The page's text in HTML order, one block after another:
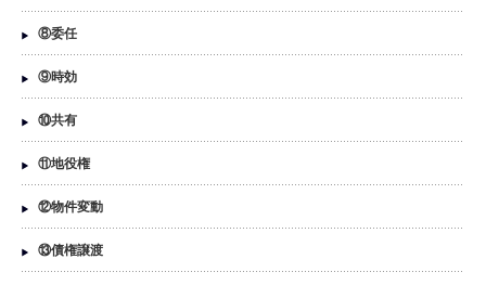
⑧委任
⑨時効
⑩共有
⑪地役権
⑫物件変動
⑬債権譲渡